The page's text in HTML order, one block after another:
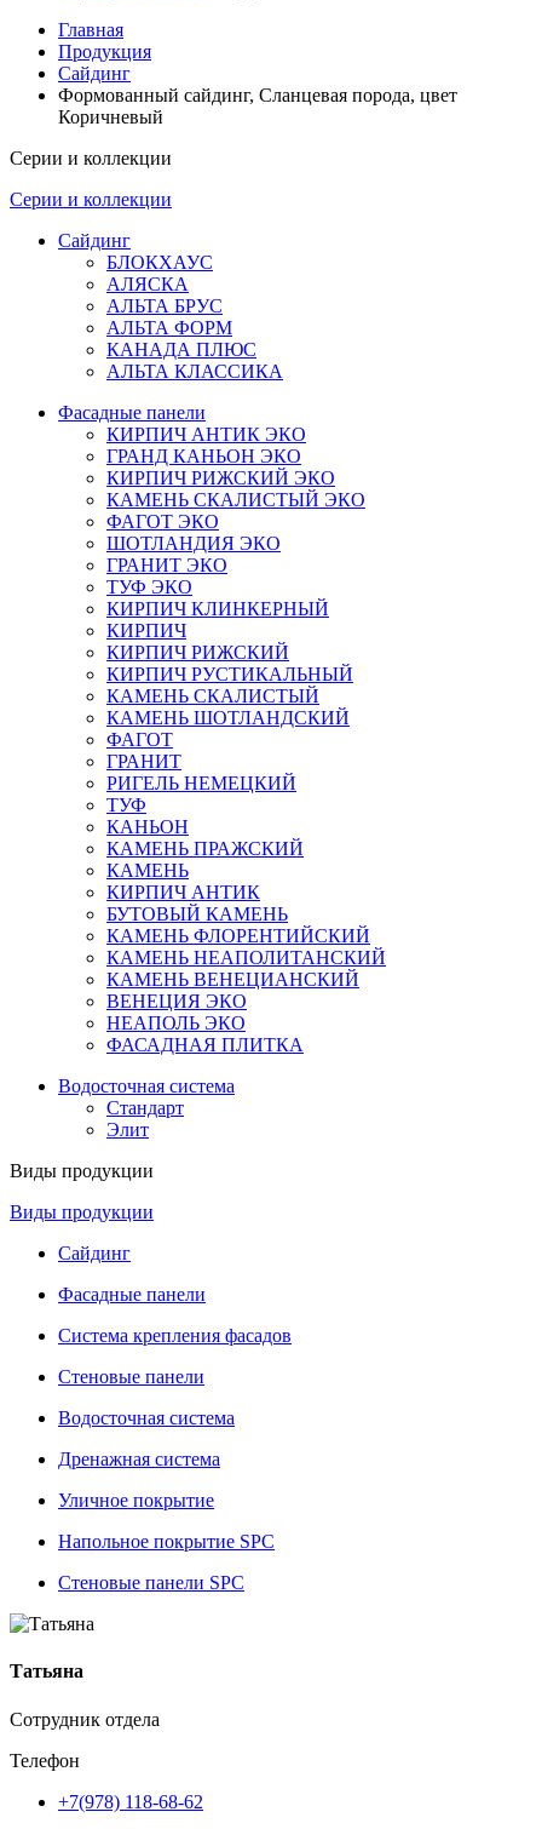
Главная
Продукция
Сайдинг
Формованный сайдинг, Сланцевая порода, цвет
Коричневый
Серии и коллекции
Серии и коллекции
Сайдинг
БЛОКХАУС
АЛЯСКА
АЛЬТА БРУС
АЛЬТА ФОРМ
КАНАДА ПЛЮС
АЛЬТА КЛАССИКА
Фасадные панели
КИРПИЧ АНТИК ЭКО
ГРАНД КАНЬОН ЭКО
КИРПИЧ РИЖСКИЙ ЭКО
КАМЕНЬ СКАЛИСТЫЙ ЭКО
ФАГОТ ЭКО
ШОТЛАНДИЯ ЭКО
ГРАНИТ ЭКО
ТУФ ЭКО
КИРПИЧ КЛИНКЕРНЫЙ
КИРПИЧ
КИРПИЧ РИЖСКИЙ
КИРПИЧ РУСТИКАЛЬНЫЙ
КАМЕНЬ СКАЛИСТЫЙ
КАМЕНЬ ШОТЛАНДСКИЙ
ФАГОТ
ГРАНИТ
РИГЕЛЬ НЕМЕЦКИЙ
ТУФ
КАНЬОН
КАМЕНЬ ПРАЖСКИЙ
КАМЕНЬ
КИРПИЧ АНТИК
БУТОВЫЙ КАМЕНЬ
КАМЕНЬ ФЛОРЕНТИЙСКИЙ
КАМЕНЬ НЕАПОЛИТАНСКИЙ
КАМЕНЬ ВЕНЕЦИАНСКИЙ
ВЕНЕЦИЯ ЭКО
НЕАПОЛЬ ЭКО
ФАСАДНАЯ ПЛИТКА
Водосточная система
Стандарт
Элит
Виды продукции
Виды продукции
Сайдинг
Фасадные панели
Система крепления фасадов
Стеновые панели
Водосточная система
Дренажная система
Уличное покрытие
Напольное покрытие SPC
Стеновые панели SPC
Татьяна
Сотрудник отдела
Телефон
+7(978) 118-68-62